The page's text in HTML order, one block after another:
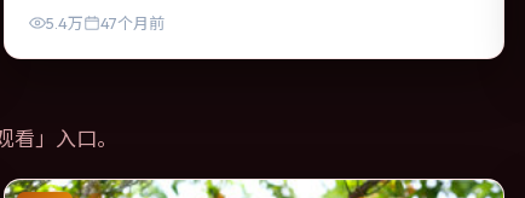
机清晰，适合喜欢强情节与细腻表演的观众。
5.4万 47个月前
看 」入口。